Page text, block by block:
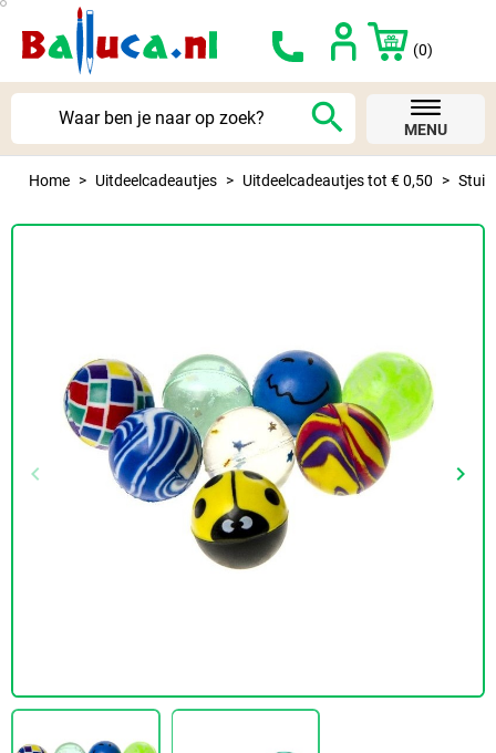
(0)
search MENU
Home Uitdeelcadeautjes Uitdeelcadeautjes tot € 0,50
Vorige
keyboard_arrow_left keyboard_arrow_right